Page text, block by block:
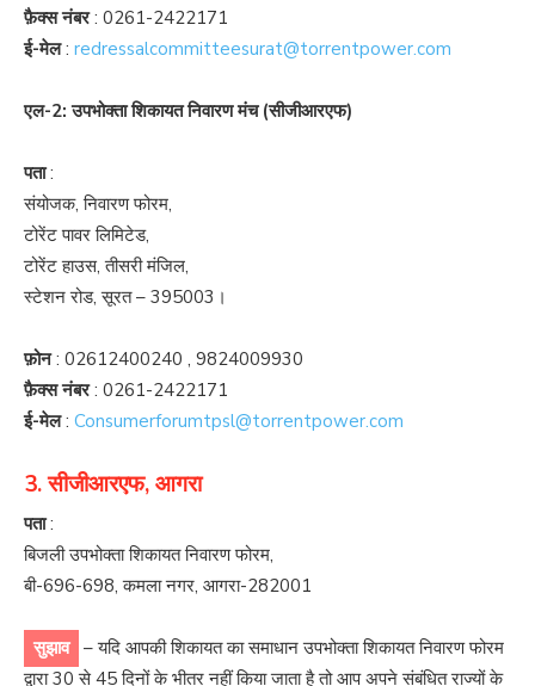
फ़ैक्स नंबर: 0261-2422171
ई-मेल: redressalcommitteesurat@torrentpower.com
एल-2: उपभोक्ता शिकायत निवारण मंच (सीजीआरएफ)
पता:
संयोजक, निवारण फोरम,
टोरेंट पावर लिमिटेड,
टोरेंट हाउस, तीसरी मंजिल,
स्टेशन रोड, सूरत – 395003।
फ़ोन: 02612400240 , 9824009930
फ़ैक्स नंबर: 0261-2422171
ई-मेल: Consumerforumtpsl@torrentpower.com
3. सीजीआरएफ, आगरा
पता:
बिजली उपभोक्ता शिकायत निवारण फोरम,
बी-696-698, कमला नगर, आगरा-282001
सुझाव – यदि आपकी शिकायत का समाधान उपभोक्ता शिकायत निवारण फोरम
द्वारा 30 से 45 दिनों के भीतर नहीं किया जाता है तो आप अपने संबंधित राज्यों के